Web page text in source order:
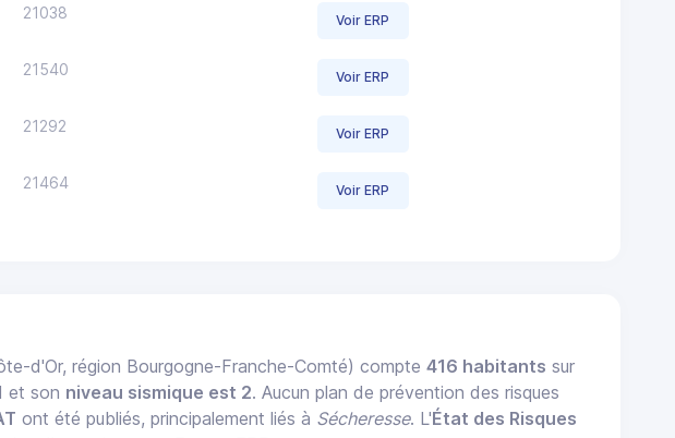
21038 Voir ERP
21540 Voir ERP
21292 Voir ERP
21464 Voir ERP
d'Or, région Bourgogne-Franche-Comté) compte416 habitants sur
et son niveau sismique est 2. Aucun plan de prévention des risques
ont été publiés, principalement liés à Sécheresse. L'État des Risques